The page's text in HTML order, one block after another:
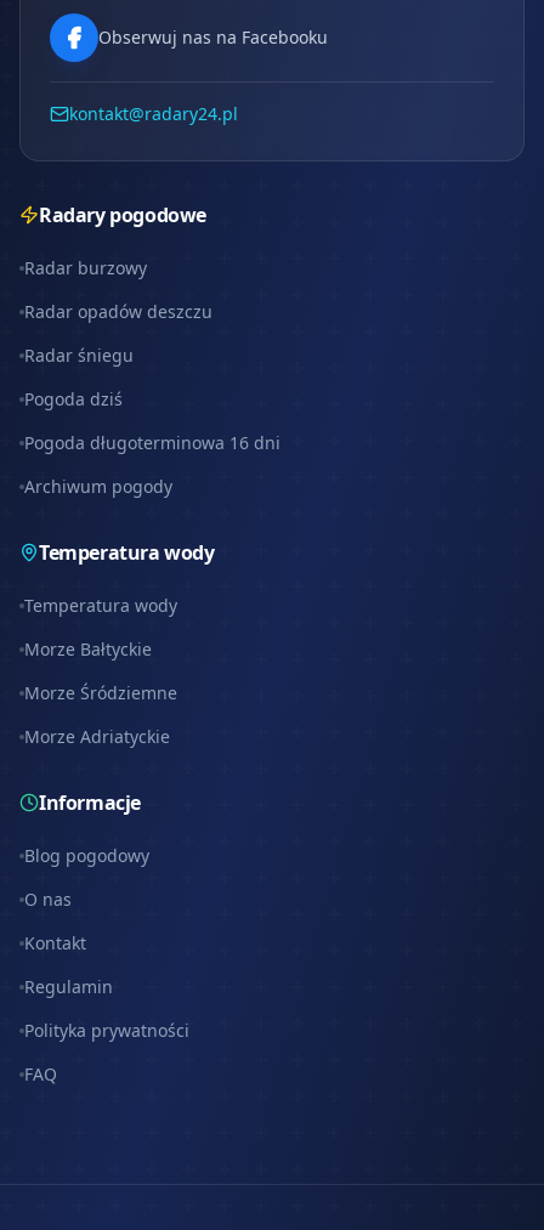
Obserwuj nas na Facebooku
kontakt@radary24.pl
Radary pogodowe
Radar burzowy
Radar opadów deszczu
Radar śniegu
Pogoda dziś
Pogoda długoterminowa 16 dni
Archiwum pogody
Temperatura wody
Temperatura wody
Morze Bałtyckie
Morze Śródziemne
Morze Adriatyckie
Informacje
Blog pogodowy
O nas
Kontakt
Regulamin
Polityka prywatności
FAQ